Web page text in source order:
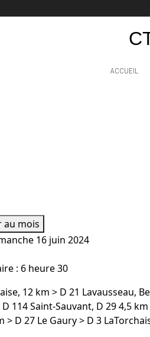
ACCUEIL
au mois
16 juin 2024
: 6 heure 30
12 km > D 21 Lavausseau,
D 114 Saint-Sauvant, D 29 4,5
> D 27 Le Gaury > D 3